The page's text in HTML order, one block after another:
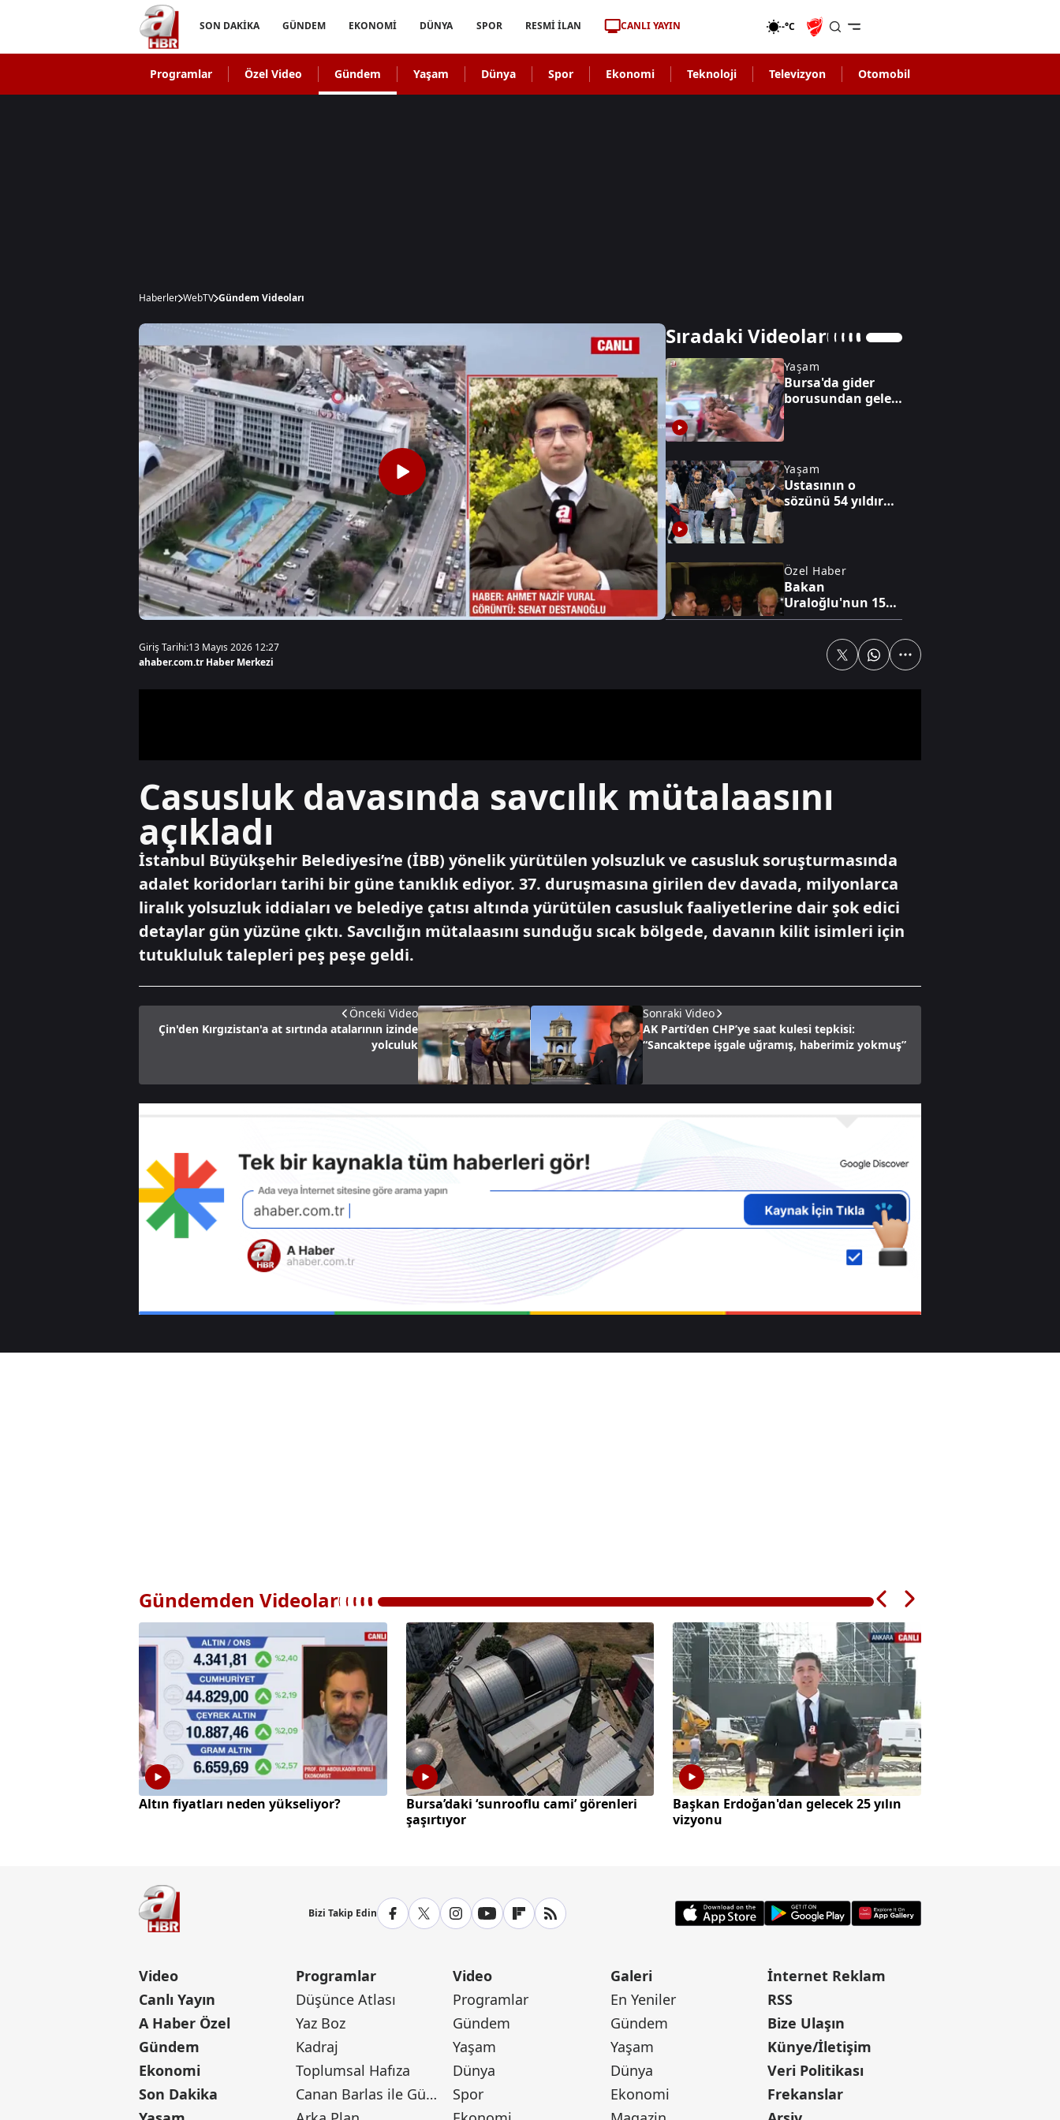
SON DAKİKA GÜNDEM EKONOMİ DÜNYA SPOR RESMİ İLAN CANLI YAYIN -°C
Programlar Özel Video Gündem Yaşam Dünya Spor Ekonomi Teknoloji Televizyon Otomobil
Haberler WebTV Gündem Videoları
Sıradaki Videolar
Yaşam
Bursa'da gider
borusundan gelen
Yaşam
Ustasının o
sözünü 54 yıldır
Özel Haber
Bakan
Uraloğlu'nun 15
saati aşan
eşlik etti
Brezilya'da
Hasan Kalyoncu
Üniversitesi'nde
Yaşam
AK Parti Gençlik
Medya Başkanı
hayatını kaybetti
Giriş Tarihi:13 Mayıs 2026 12:27
ahaber.com.tr Haber Merkezi
Casusluk davasında savcılık mütalaasını
açıkladı
İstanbul Büyükşehir Belediyesi’ne (İBB) yönelik yürütülen yolsuzluk ve casusluk soruşturmasında
adalet koridorları tarihi bir güne tanıklık ediyor. 37. duruşmasına girilen dev davada, milyonlarca
liralık yolsuzluk iddiaları ve belediye çatısı altında yürütülen casusluk faaliyetlerine dair şok edici
detaylar gün yüzüne çıktı. Savcılığın mütalaasını sunduğu sıcak bölgede, davanın kilit isimleri için
tutukluluk talepleri peş peşe geldi.
Önceki Video
Çin'den Kırgızistan'a at sırtında atalarının izinde
yolculuk
Sonraki Video
AK Parti’den CHP’ye saat kulesi tepkisi:
“Sancaktepe işgale uğramış, haberimiz yokmuş”
Gündemden Videolar
Altın fiyatları neden yükseliyor?
Bursa’daki ‘sunrooflu cami’ görenleri
şaşırtıyor
Başkan Erdoğan'dan gelecek 25 yılın
vizyonu
Bizi Takip Edin
Video
Canlı Yayın
A Haber Özel
Gündem
Ekonomi
Son Dakika
Programlar
Düşünce Atlası
Yaz Boz
Kadraj
Toplumsal Hafıza
Canan Barlas ile Gündem
Video
Programlar
Gündem
Yaşam
Dünya
Spor
Galeri
En Yeniler
Gündem
Yaşam
Dünya
Ekonomi
İnternet Reklam
RSS
Bize Ulaşın
Künye/İletişim
Veri Politikası
Frekanslar